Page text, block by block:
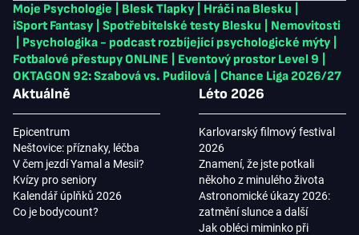
Moje Psychologie Blesk Tlapky Hráči na Blesku
iSport Fantasy
Spotřebitelské testy Blesku
Nemovitosti
Psychologika - podcast rozbíjející psychologické mýty
Fotbalové přestupy ONLINE
Eventový prostor Level 9
OKTAGON 92: Szabová vs. Pudilová
Chance Liga 2026/27
Aktuálně
Epicentrum
Neštovice: příznaky, léčba
V čem jezdí Yamal a Mesii?
Kvízy pro seniory
Kalendář úplňků 2026
Co je bodycount?
Léto 2026
Karlovarský filmový festival
2026
Znamení, že jste potkali
někoho z minulého života
Astronomické úkazy 2026:
zatmění slunce a další
Jak obléci miminko při